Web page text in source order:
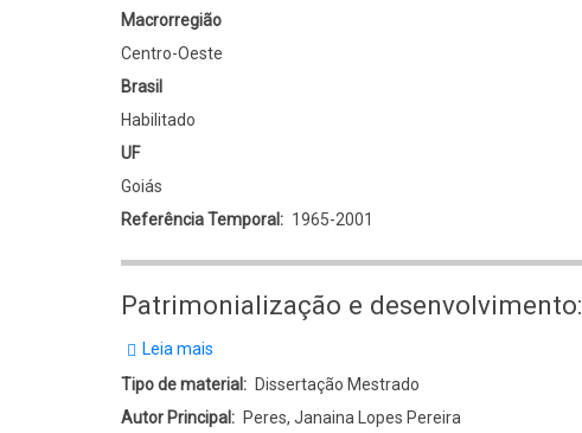
Macrorregião
Centro-Oeste
Brasil
Habilitado
UF
Goiás
Referência Temporal
1965-2001
Patrimonialização e
Leia mais
Patrimonialização
e
Tipo de material
Dissertação Mestrado
Autor Principal
Peres, Janaina Lopes Pereira